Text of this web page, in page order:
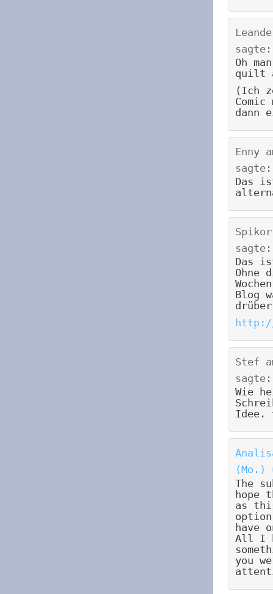
sagte:
Oh
quilt
(Ich
dann
Enny
sagte:
Das
Spikor
sagte:
Das
Ohne
Blog
http://
Stef
sagte:
Wie
Idee.
(Mo.)
The
hope
as
have
All I
you